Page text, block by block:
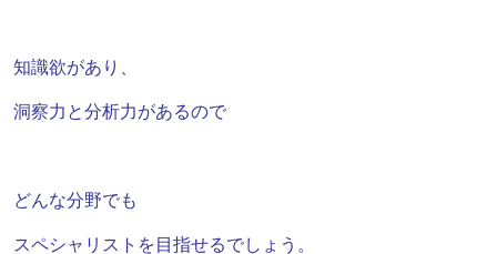
知識欲があり、
洞察力と分析力があるので
どんな分野でも
スペシャリストを目指せるでしょう。